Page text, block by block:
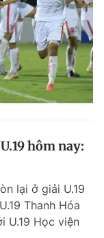
hôm nay:
lại ở giải U.19
Thanh Hóa
U.19 Học viện